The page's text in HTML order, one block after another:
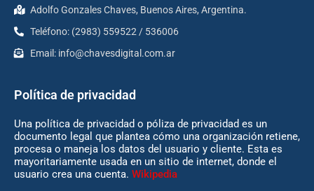
Adolfo Gonzales Chaves, Buenos Aires, Argentina.
Teléfono: (2983) 559522 / 536006
Email: info@chavesdigital.com.ar
Política de privacidad
Una política de privacidad o póliza de privacidad es un
documento legal que plantea cómo una organización retiene,
procesa o maneja los datos del usuario y cliente. Esta es
mayoritariamente usada en un sitio de internet, donde el
usuario crea una cuenta. Wikipedia